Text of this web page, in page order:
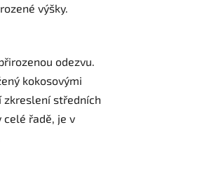
výšky.
odezvu.
kokosovými
zkreslení středních
celé řadě, je v